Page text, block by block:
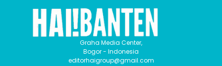
Graha Media Center,
Bogor - Indonesia
editorhaigroup@gmail.com